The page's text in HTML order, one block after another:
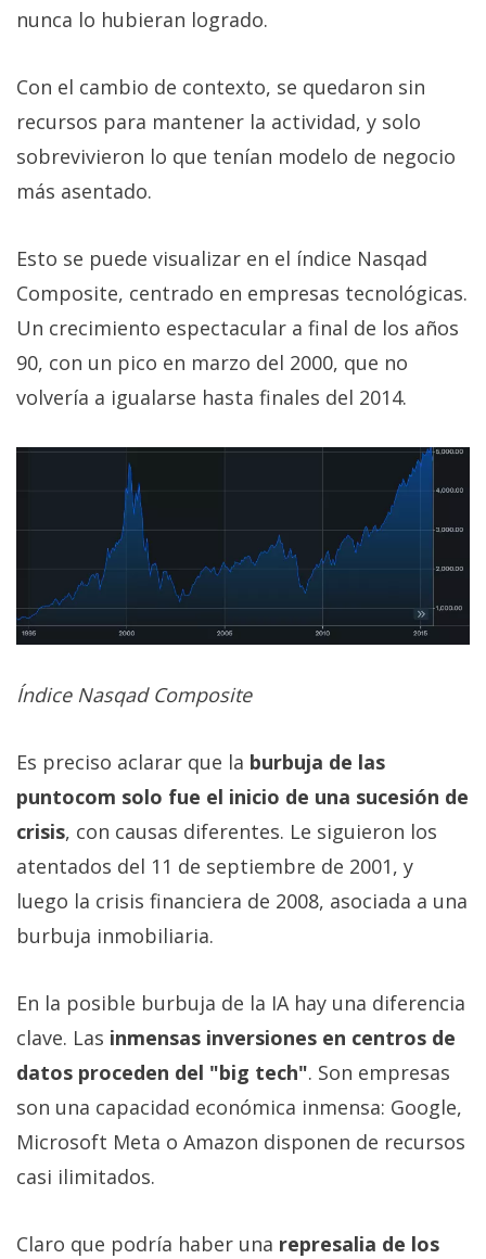
nunca lo hubieran logrado.
Con el cambio de contexto, se quedaron sin
recursos para mantener la actividad, y solo
sobrevivieron lo que tenían modelo de negocio
más asentado.
Esto se puede visualizar en el índice Nasqad
Composite, centrado en empresas tecnológicas.
Un crecimiento espectacular a final de los años
90, con un pico en marzo del 2000, que no
volvería a igualarse hasta finales del 2014.
Índice Nasqad Composite
Es preciso aclarar que la burbuja de las
puntocom solo fue el inicio de una sucesión de
crisis, con causas diferentes. Le siguieron los
atentados del 11 de septiembre de 2001, y
luego la crisis financiera de 2008, asociada a una
burbuja inmobiliaria.
En la posible burbuja de la IA hay una diferencia
clave. Las inmensas inversiones en centros de
datos proceden del "big tech". Son empresas
son una capacidad económica inmensa: Google,
Microsoft Meta o Amazon disponen de recursos
casi ilimitados.
Claro que podría haber una represalia de los